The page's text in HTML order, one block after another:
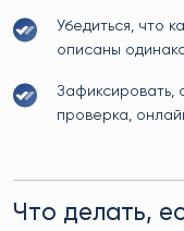
Убедиться, что
описаны
Зафиксировать,
проверка,
Что делать,